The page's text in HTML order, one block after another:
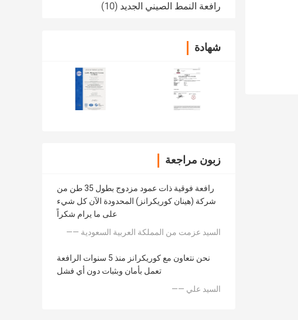
رافعة النمط الصيني الجديد (10)
شهادة
زبون مراجعة
رافعة فوقية ذات عمود مزدوج بطول 35 طن من
شركة (هينان كوريكرانز) المحدودة الآن كل شيء
على ما يرام شكراً
—— السيد عزمت من المملكة العربية السعودية
نحن نتعاون مع كوريكرانز منذ 5 سنوات الرافعة
تعمل بأمان وبثبات دون أي فشل
—— السيد علي